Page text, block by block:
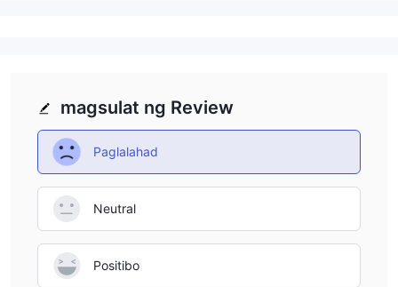
magsulat ng Review
Paglalahad
Neutral
Positibo